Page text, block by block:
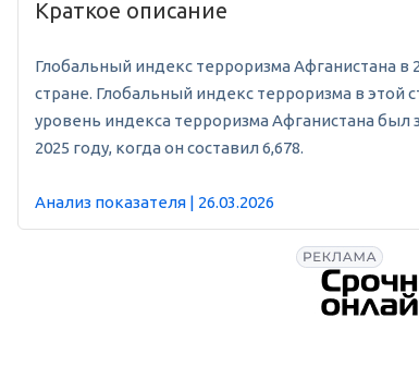
Краткое описание
Глобальный индекс терроризма Афганистана в
стране. Глобальный индекс терроризма в этой
уровень индекса терроризма Афганистана был
2025 году, когда он составил 6,678.
Анализ показателя | 26.03.2026